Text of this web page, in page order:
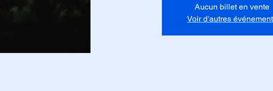
Aucun billet en vente
Voir d'autres